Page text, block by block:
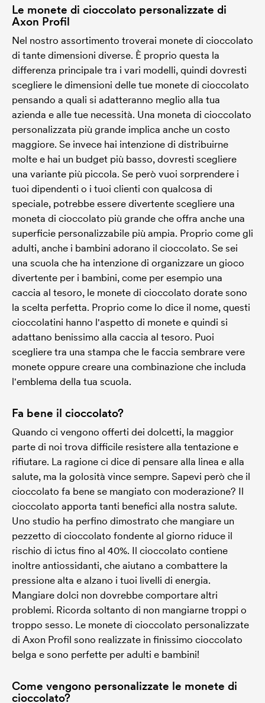
Le monete di cioccolato personalizzate di
Axon Profil
Nel nostro assortimento troverai monete di cioccolato
di tante dimensioni diverse. È proprio questa la
differenza principale tra i vari modelli, quindi dovresti
scegliere le dimensioni delle tue monete di cioccolato
pensando a quali si adatteranno meglio alla tua
azienda e alle tue necessità. Una moneta di cioccolato
personalizzata più grande implica anche un costo
maggiore. Se invece hai intenzione di distribuirne
molte e hai un budget più basso, dovresti scegliere
una variante più piccola. Se però vuoi sorprendere i
tuoi dipendenti o i tuoi clienti con qualcosa di
speciale, potrebbe essere divertente scegliere una
moneta di cioccolato più grande che offra anche una
superficie personalizzabile più ampia. Proprio come gli
adulti, anche i bambini adorano il cioccolato. Se sei
una scuola che ha intenzione di organizzare un gioco
divertente per i bambini, come per esempio una
caccia al tesoro, le monete di cioccolato dorate sono
la scelta perfetta. Proprio come lo dice il nome, questi
cioccolatini hanno l'aspetto di monete e quindi si
adattano benissimo alla caccia al tesoro. Puoi
scegliere tra una stampa che le faccia sembrare vere
monete oppure creare una combinazione che includa
l'emblema della tua scuola.
Fa bene il cioccolato?
Quando ci vengono offerti dei dolcetti, la maggior
parte di noi trova difficile resistere alla tentazione e
rifiutare. La ragione ci dice di pensare alla linea e alla
salute, ma la golosità vince sempre. Sapevi però che il
cioccolato fa bene se mangiato con moderazione? Il
cioccolato apporta tanti benefici alla nostra salute.
Uno studio ha perfino dimostrato che mangiare un
pezzetto di cioccolato fondente al giorno riduce il
rischio di ictus fino al 40%. Il cioccolato contiene
inoltre antiossidanti, che aiutano a combattere la
pressione alta e alzano i tuoi livelli di energia.
Mangiare dolci non dovrebbe comportare altri
problemi. Ricorda soltanto di non mangiarne troppi o
troppo sesso. Le monete di cioccolato personalizzate
di Axon Profil sono realizzate in finissimo cioccolato
belga e sono perfette per adulti e bambini!
Come vengono personalizzate le monete di
cioccolato?